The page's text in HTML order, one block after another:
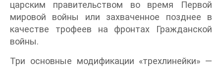
царским правительством во время Первой
мировой войны или захваченное позднее в
качестве трофеев на фронтах Гражданской
войны.
Три основные модификации «трехлинейки» —